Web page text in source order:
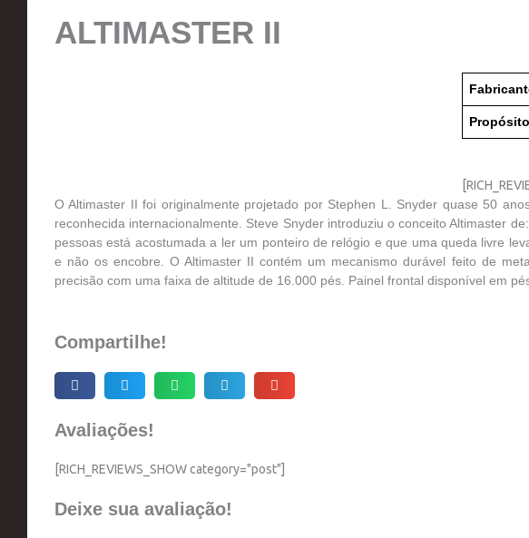
ALTIMASTER II
Propósito
O Altimaster II foi originalmente projetado por Stephen L. Snyder quase 50
reconhecida internacionalmente. Steve Snyder introduziu o conceito Altimaster
pessoas está acostumada a ler um ponteiro de relógio e que uma queda livre
e não os encobre. O Altimaster II contém um mecanismo durável feito de
precisão com uma faixa de altitude de 16.000 pés. Painel frontal disponível em
Compartilhe!
Avaliações!
[RICH_REVIEWS_SHOW category="post"]
Deixe sua avaliação!